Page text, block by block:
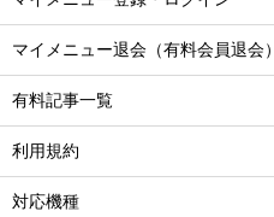
マイメニュー退会（有料会員退会）
有料記事一覧
利用規約
対応機種